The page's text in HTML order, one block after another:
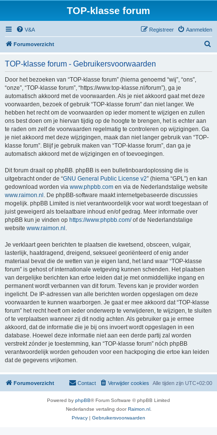
TOP-klasse forum
V&A Aanmelden
Registreer
Forumoverzicht
TOP-klasse forum - Gebruikersvoorwaarden
Door het bezoeken van “TOP-klasse forum” (hierna genoemd “wij”, “ons”,
“onze”, “TOP-klasse forum”, “https://www.top-klasse.nl/forum”), ga je
automatisch akkoord met de voorwaarden. Als je niet akkoord gaat met deze
voorwaarden, bezoek of gebruik “TOP-klasse forum” dan niet langer. We
hebben het recht om de voorwaarden op ieder moment te wijzigen en zullen
ons best doen om je hiervan tijdig op de hoogte te brengen, het is echter aan
te raden om zelf de voorwaarden regelmatig te controleren op wijzigingen. Ga
je niet akkoord met deze wijzigingen, maak dan niet langer gebruik van “TOP-
klasse forum”. Blijf je gebruik maken van “TOP-klasse forum”, dan ga je
automatisch akkoord met de wijzigingen en of toevoegingen.
Dit forum draait op phpBB. phpBB is een bulletinboardoplossing die is
uitgebracht onder de “GNU General Public License v2” (hierna “GPL”) en kan
gedownload worden via www.phpbb.com en via de Nederlandstalige website
www.raimon.nl . De phpBB-software maakt internetgebaseerde discussies
mogelijk. phpBB Limited is niet verantwoordelijk voor wat wordt toegestaan of
juist geweigerd als toelaatbare inhoud en/of gedrag. Meer informatie over
phpBB kun je vinden op https://www.phpbb.com/of de Nederlandstalige
website www.raimon.nl .
Je verklaart geen berichten te plaatsen die kwetsend, obsceen, vulgair,
lasterlijk, haatdragend, dreigend, seksueel georiënteerd of enig ander
materiaal bevat die de wetten van je eigen land, het land waar “TOP-klasse
forum” is gehost of internationale wetgeving kunnen schenden. Het plaatsen
van dergelijke berichten kan ertoe leiden dat je met onmiddellijke ingang en
permanent wordt verbannen van dit forum. Tevens kan je provider worden
ingelicht. De IP-adressen van alle berichten worden opgeslagen om deze
voorwaarden te kunnen waarborgen. Je gaat er mee akkoord dat “TOP-klasse
forum” het recht heeft om ieder onderwerp te verwijderen, te wijzigen, te sluiten
of te verplaatsen wanneer zij dit nodig achten. Als gebruiker ga je ermee
akkoord, dat de informatie die je bij ons invoert wordt opgeslagen in een
database. Hoewel deze informatie niet aan een derde partij zal worden
verstrekt zónder je toestemming, kan “TOP-klasse forum” nóch phpBB
verantwoordelijk worden gehouden voor een hackpoging die ertoe kan leiden
dat de gegevens vrijkomen.
Forumoverzicht Alle tijden zijn UTC+02:00
Verwijder cookies
Contact
Powered by phpBB® Forum Software © phpBB Limited
Nederlandse vertaling doorRaimon.nl.
Privacy | Gebruikersvoorwaarden